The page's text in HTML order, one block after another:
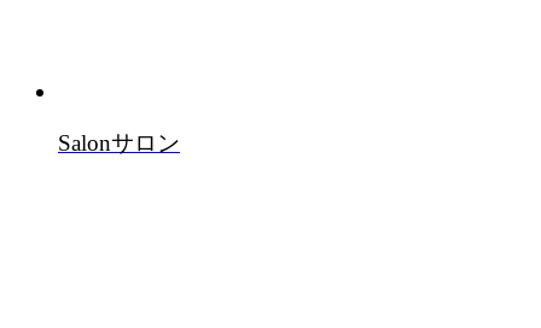
Salonサロン